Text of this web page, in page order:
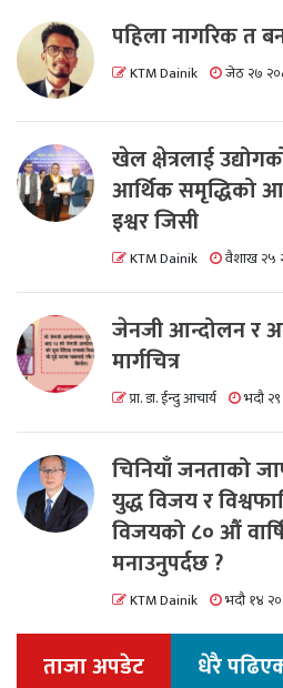
पहिला नागरिक त
KTM Dainik जेठ २७
खेल क्षेत्रलाई
आर्थिक समृद्धिको
इश्वर जिसी
KTM Dainik वैशाख २५
जेनजी आन्दोलन र
मार्गचित्र
प्रा. डा. ईन्दु आचार्य भदौ
चिनियाँ जनताको
युद्ध विजय र
विजयको ८० औं
मनाउनुपर्दछ ?
KTM Dainik भदौ १४
ताजा अपडेट धेरै